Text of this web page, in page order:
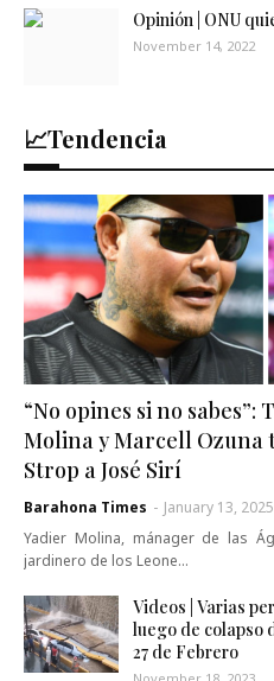
Opinión | ONU
November 14, 2022
📈Tendencia
“No opines si no
Molina y Marcell Ozuna
Strop a José Sirí
Barahona Times - January 13, 2025
Yadier Molina, mánager de las
jardinero de los Leone…
Videos | Varias
luego de colapso
27 de Febrero